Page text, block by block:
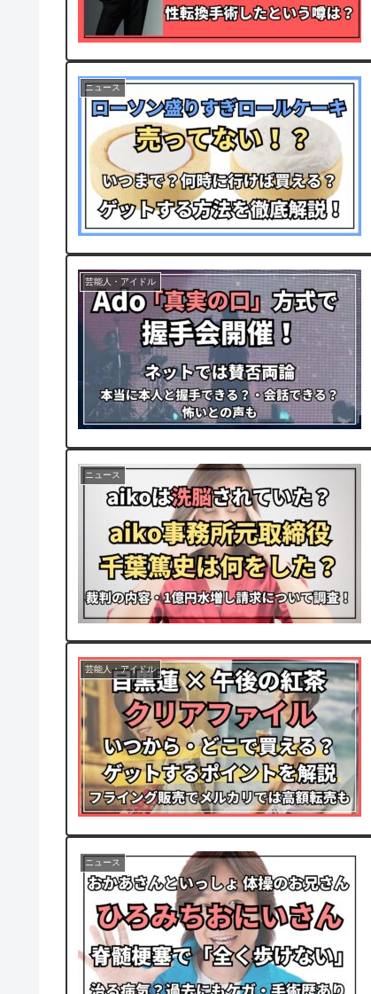
ニュース
芸能人・アイドル
ニュース
芸能人・アイドル
ニュース